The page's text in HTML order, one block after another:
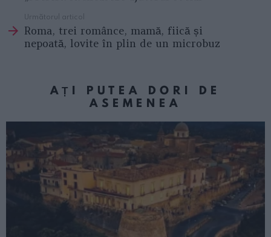
Următorul articol
Roma, trei românce, mamă, fiică și
nepoată, lovite în plin de un microbuz
AȚI PUTEA DORI DE
ASEMENEA